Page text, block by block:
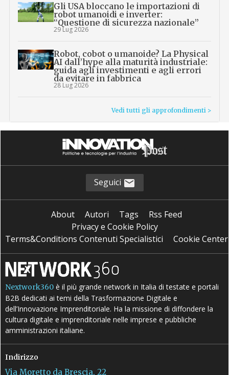
Gli USA bloccano le importazioni di
robot umanoidi e inverter:
“Questione di sicurezza nazionale”
29 Lug 2026
Robot, cobot o umanoide? La Physical
AI dall’hype alla maturità industriale:
guida agli investimenti e agli errori
da evitare in fabbrica
28 Lug 2026
Vedi tutti gli approfondimenti >
Seguici
About Autori Tags
Rss Feed
Privacy e Cookie Policy
Terms&Conditions Contenuti Specialistici
Cookie Center
Nextwork360 è il più grande network in Italia di testate e portali
B2B dedicati ai temi della Trasformazione Digitale e
dell’Innovazione Imprenditoriale. Ha la missione di diffondere la
cultura digitale e imprenditoriale nelle imprese e pubbliche
amministrazioni italiane.
Indirizzo
Via Moretto da Brescia, 22